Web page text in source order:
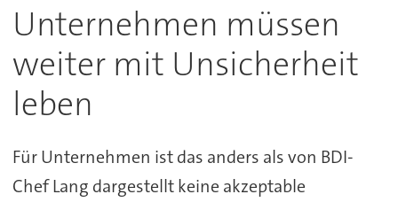
Unternehmen müssen
weiter mit Unsicherheit
leben
Für Unternehmen ist das anders als von BDI-
Chef Lang dargestellt keine akzeptable